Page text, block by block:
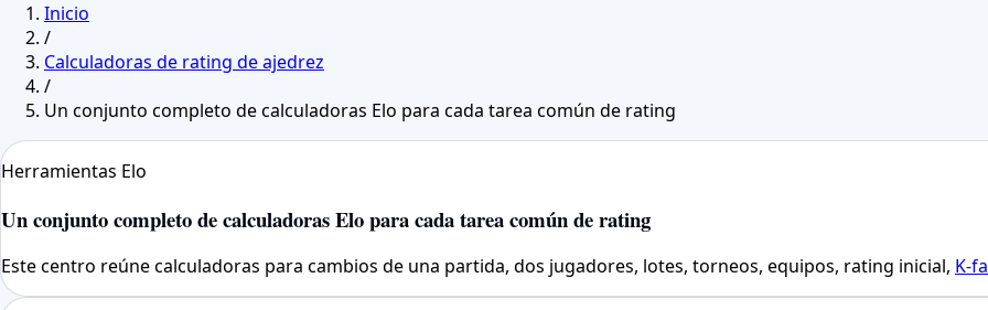
Inicio
/
Calculadoras de rating de ajedrez
/
Un conjunto completo de calculadoras Elo para cada tarea común de rating
Herramientas Elo
Un conjunto completo de calculadoras Elo para cada tarea común de rating
Este centro reúne calculadoras para cambios de una partida, dos jugadores, lotes, torneos, equipos, rating inicial, K-